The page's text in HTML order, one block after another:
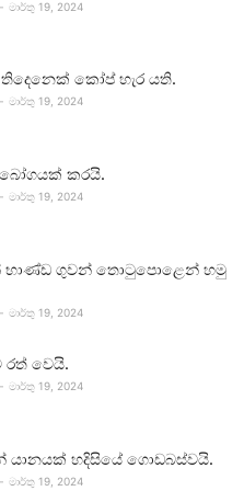
මාර්තු 19, 2024
කෝප් හැර යති.
මාර්තු 19, 2024
කරයි.
මාර්තු 19, 2024
භාණ්ඩ ගුවන් තොටුපොළෙන් හමු
මාර්තු 19, 2024
රත් වෙයි.
මාර්තු 19, 2024
යානයක් හදිසියේ ගොඩබස්වයි.
මාර්තු 19, 2024